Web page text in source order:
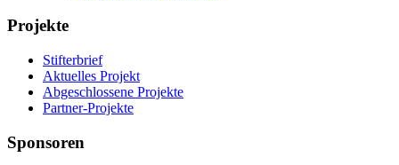
Projekte
Stifterbrief
Aktuelles Projekt
Abgeschlossene Projekte
Partner-Projekte
Sponsoren